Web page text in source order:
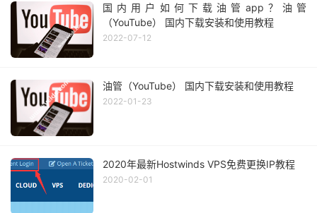
国内用户如何下载油管app？油管
（YouTube） 国内下载安装和使用教程
2022-07-12
油管（YouTube） 国内下载安装和使用教程
2022-01-23
2020年最新Hostwinds VPS免费更换IP教程
2020-02-01